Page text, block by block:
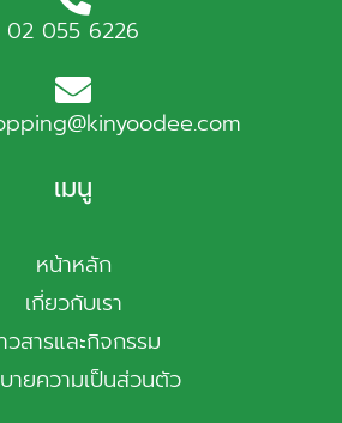
02 055 6226
เมนู
หน้าหลัก
เกี่ยวกับเรา
วสารและกิจกรรม
ายความเป็นส่วนตัว